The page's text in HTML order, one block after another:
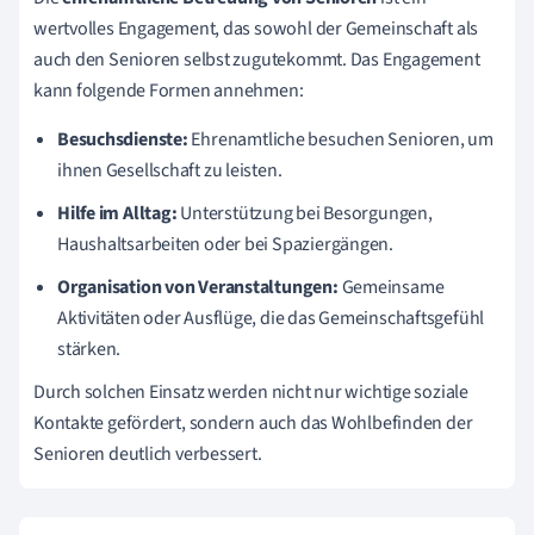
wertvolles Engagement, das sowohl der Gemeinschaft als
auch den Senioren selbst zugutekommt. Das Engagement
kann folgende Formen annehmen:
Besuchsdienste:Ehrenamtliche besuchen Senioren, um
ihnen Gesellschaft zu leisten.
Hilfe im Alltag:Unterstützung bei Besorgungen,
Haushaltsarbeiten oder bei Spaziergängen.
Organisation von Veranstaltungen:Gemeinsame
Aktivitäten oder Ausflüge, die das Gemeinschaftsgefühl
stärken.
Durch solchen Einsatz werden nicht nur wichtige soziale
Kontakte gefördert, sondern auch das Wohlbefinden der
Senioren deutlich verbessert.